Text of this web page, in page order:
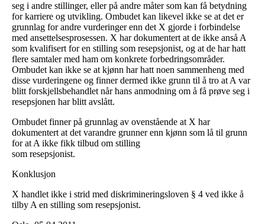
seg i andre stillinger, eller på andre måter som kan få betydning
for karriere og utvikling. Ombudet kan likevel ikke se at det er
grunnlag for andre vurderinger enn det X gjorde i forbindelse
med ansettelsesprosessen. X har dokumentert at de ikke anså A
som kvalifisert for en stilling som resepsjonist, og at de har hatt
flere samtaler med ham om konkrete forbedringsområder.
Ombudet kan ikke se at kjønn har hatt noen sammenheng med
disse vurderingene og finner dermed ikke grunn til å tro at A var
blitt forskjellsbehandlet når hans anmodning om å få prøve seg i
resepsjonen har blitt avslått.
Ombudet finner på grunnlag av ovenstående at X har
dokumentert at det varandre grunner enn kjønn som lå til grunn
for at A ikke fikk tilbud om stilling
som resepsjonist.
Konklusjon
X handlet ikke i strid med diskrimineringsloven § 4 ved ikke å
tilby A en stilling som resepsjonist.